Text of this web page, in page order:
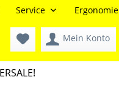
Service Ergonomie
Mein Konto